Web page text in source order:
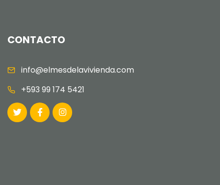
CONTACTO
info@elmesdelavivienda.com
+593 99 174 5421